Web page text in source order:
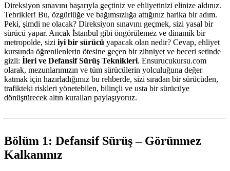
Direksiyon sınavını başarıyla geçtiniz ve ehliyetinizi elinize aldınız.
Tebrikler! Bu, özgürlüğe ve bağımsızlığa attığınız harika bir adım.
Peki, şimdi ne olacak? Direksiyon sınavını geçmek, sizi yasal bir
sürücü yapar. Ancak İstanbul gibi öngörülemez ve dinamik bir
metropolde, sizi iyi bir sürücü yapacak olan nedir? Cevap, ehliyet
kursunda öğrenilenlerin ötesine geçen bir zihniyet ve beceri setinde
gizli: İleri ve Defansif Sürüş Teknikleri. Ensurucukursu.com
olarak, mezunlarımızın ve tüm sürücülerin yolculuğuna değer
katmak için hazırladığımız bu rehberde, sizi sıradan bir sürücüden,
trafikteki riskleri yönetebilen, bilinçli ve usta bir sürücüye
dönüştürecek altın kuralları paylaşıyoruz.
Bölüm 1: Defansif Sürüş – Görünmez
Kalkanınız